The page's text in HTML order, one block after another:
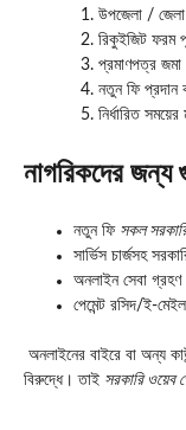
উপজেলা / জেলা
রিকুইজিট ফরম
প্রমাণপত্র জমা
নতুন ফি প্রদান
নির্ধারিত
নাগরিকদের জন্য
নতুন ফি সকল
সার্ভিস চার্জসহ
অনলাইন সেবা
পেমেন্ট রসিদ/ই-
অনলাইনের বাইরে বা অন্য
বিরুদ্ধে। তাই সরকারি ওয়েব